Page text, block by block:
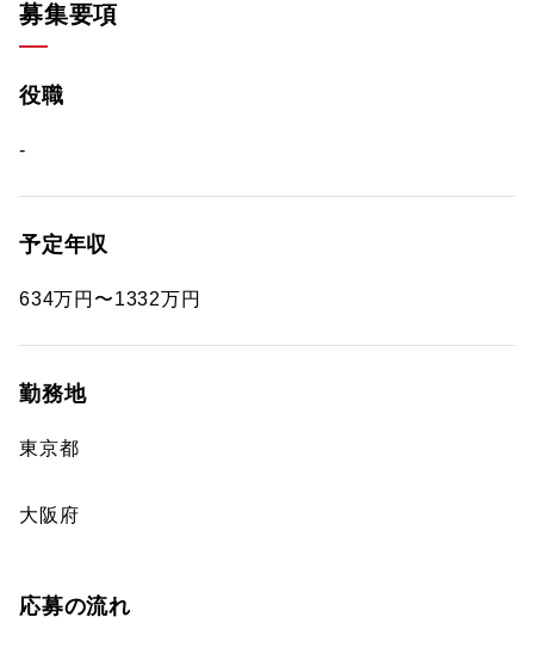
募集要項
役職
-
予定年収
634万円〜1332万円
勤務地
東京都
大阪府
応募の流れ